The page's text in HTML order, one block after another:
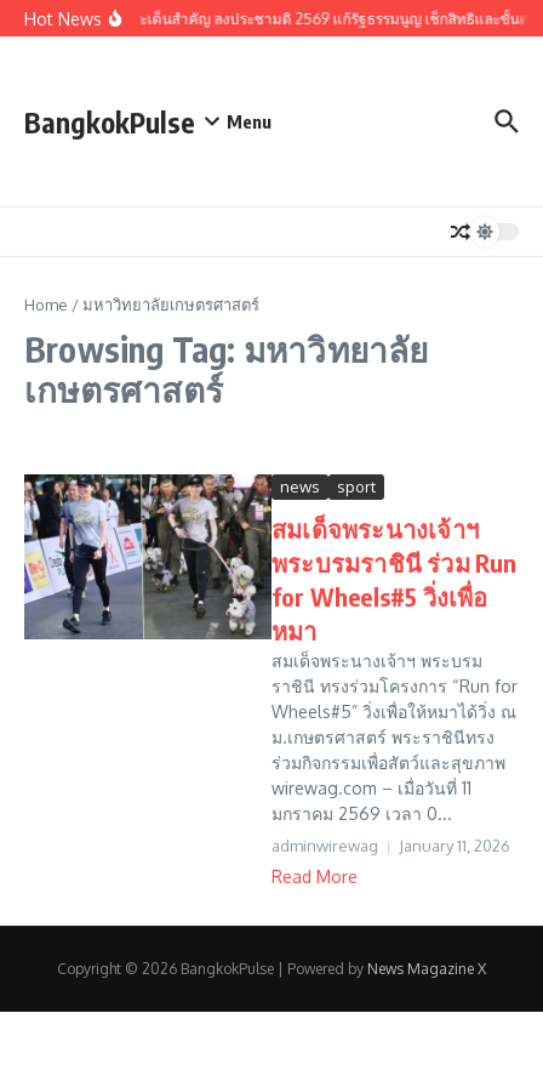
Skip to content
Hot Newsรวมประเด็นสำคัญ ลงประชามติ 2569 แก้รัฐธรรมนูญ เช็กสิทธิและขั้นตอ
BangkokPulse Menu
Home /มหาวิทยาลัยเกษตรศาสตร์
Browsing Tag: มหาวิทยาลัย
เกษตรศาสตร์
news sport
สมเด็จพระนางเจ้าฯ
พระบรมราชินี ร่วม Run
for Wheels#5 วิ่งเพื่อ
หมา
สมเด็จพระนางเจ้าฯ พระบรม
ราชินี ทรงร่วมโครงการ “Run for
Wheels#5” วิ่งเพื่อให้หมาได้วิ่ง ณ
ม.เกษตรศาสตร์ พระราชินีทรง
ร่วมกิจกรรมเพื่อสัตว์และสุขภาพ
wirewag.com – เมื่อวันที่ 11
มกราคม 2569 เวลา 0...
adminwirewag January 11, 2026
Read More
Copyright © 2026 BangkokPulse | Powered by News Magazine X